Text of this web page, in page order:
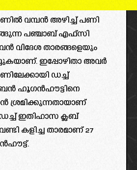
വമ്പൻ അഴിച്ച് പണി
പഞ്ചാബ് എഫ്സി
വിദേശ താരങ്ങളെയും
ഇപ്പോഴിതാ അവർ
ഡച്ച്
ഹൂഗൻഹൗട്ടിനെ
ശ്രമിക്കുന്നതായാണ്
ഇതിഹാസ ക്ലബ്
കളിച്ച താരമാണ് 27